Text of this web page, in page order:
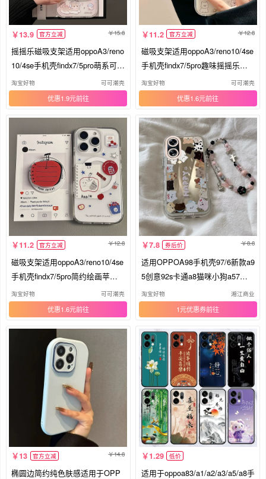
13.9 官方立减 15.8
摇摇乐磁吸支架适用oppoA3/reno
10/4se手机壳findx7/5pro萌系可爱
耳机猫狗A56/32/57情侣K11x/97/
93s/8软套新
淘宝好物 可可潮壳
优惠1.9元
11.2 官方立减 12.8
磁吸支架适用oppoA3/reno10/4se
手机壳findx7/5pro趣味摇摇乐小
狗们A56/32/a57女款K11x/97/93s
软套8全包卡通
淘宝好物 可可潮壳
优惠1.6元
11.2 官方立减 12.8
磁吸支架适用oppoA3/reno10/4se
手机壳findx7/5pro简约绘画苹果
笔记本创意A56/32/a57女K11x/9
7/93s软套8透明
淘宝好物 可可潮壳
优惠1.6元
7.8 券后价 8.8
适用OPPOA98手机壳97/6新款a9
5创意92s卡通a8猫咪小狗a57泡
芙软壳a32硅胶套a3i全包A2Pro防
摔a11s壳A5活力版
淘宝好物 湘江商业
1元优惠券
13 官方立减 14.8
椭圆边简约纯色肤感适用于OPP
1.29 低价
适用于oppoa83/a1/a2/a3/a5/a8手